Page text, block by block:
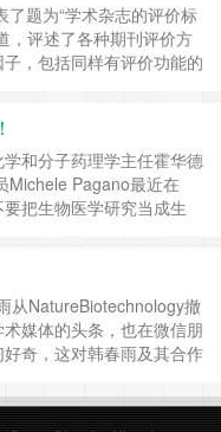
（Alexandra Elbaky……继
题为“学术杂志的评价标
，评述了各种期刊评价方
，包括同样有评价功能的
一点：影响因子（或者其
的权重太高，可能会导致
阅读 »
和分子药理学主任霍华德
Michele Pagano最近在
要把生物医学研究当成生
过分。论文可以买卖，论
就有论文，代发论文和申
些公司的盈利模式。
从NatureBiotechnology撤
媒体的头条，也在微信朋
奇，这对韩春雨及其合作
对作者的影响。 编译作